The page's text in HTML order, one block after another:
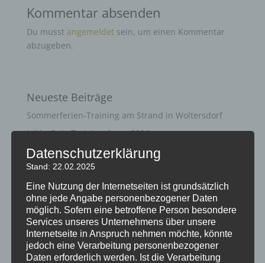
Kommentar absenden
Du musst angemeldetsein, um einen Kommentar
abzugeben.
Neueste Beiträge
Sommerferien-Training am Strand in Woltersdorf
Nikko Dojo Trainingslager 2026
Nikko Dojo Lauf 2026
Tino Weichert 3.Dan im DKV
1. Rangliste 2026
Archiv
Juli 2026
Juni 2026
Datenschutzerklärung
Stand: 22.02.2025
Eine Nutzung der Internetseiten ist grundsätzlich
ohne jede Angabe personenbezogener Daten
möglich. Sofern eine betroffene Person besondere
Services unseres Unternehmens über unsere
Internetseite in Anspruch nehmen möchte, könnte
jedoch eine Verarbeitung personenbezogener
Daten erforderlich werden. Ist die Verarbeitung